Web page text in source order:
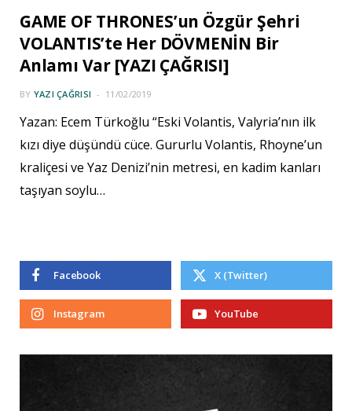
GAME OF THRONES’un Özgür Şehri
VOLANTIS’te Her DÖVMENİN Bir
Anlamı Var [YAZI ÇAĞRISI]
BY YAZI ÇAĞRISI 11/02/2019
Yazan: Ecem Türkoğlu “Eski Volantis, Valyria’nın ilk
kızı diye düşündü cüce. Gururlu Volantis, Rhoyne’un
kraliçesi ve Yaz Denizi’nin metresi, en kadim kanları
taşıyan soylu…
Facebook X (Twitter)
Instagram YouTube